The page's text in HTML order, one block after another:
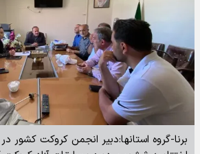
برنا-گروه استانها:دبیر انجمن کروکت